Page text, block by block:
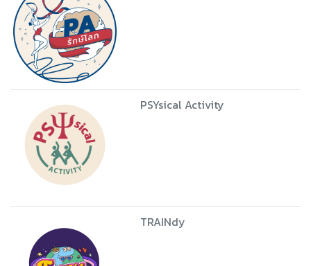
PSYsical Activity
TRAINdy